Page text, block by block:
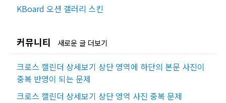
KBoard 오션 갤러리 스킨
커뮤니티 새로운 글 더보기
크로스 캘린더 상세보기 상단 영역에 하단의 본문 사진이
중복 반영이 되는 문제
크로스 캘린더 상세보기 상단 영역 사진 중복 문제